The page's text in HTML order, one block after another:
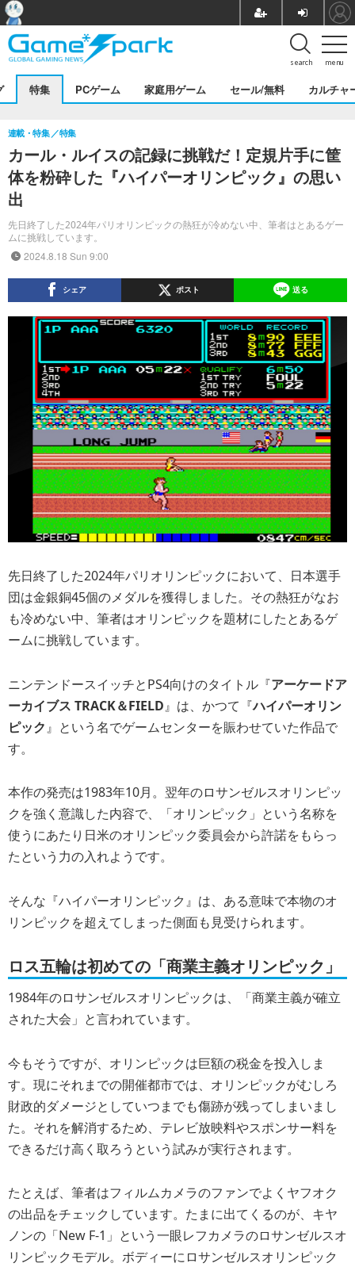
menu
search
特集 PCゲーム 家庭用ゲーム セール/無料 カルチャ
カール・ルイスの記録に挑戦だ！定規片手に筐
体を粉砕した『ハイパーオリンピック』の思い
出
先日終了した2024年パリオリンピックの熱狂が冷めない中、筆者はとあるゲー
ムに挑戦しています。
連載・特集 特集
2024.8.18 Sun 9:00
シェア ポスト 送る
先日終了した2024年パリオリンピックにおいて、日本選手
団は金銀銅45個のメダルを獲得しました。その熱狂がなお
も冷めない中、筆者はオリンピックを題材にしたとあるゲ
ームに挑戦しています。
ニンテンドースイッチとPS4向けのタイトル『アーケードア
ーカイブス TRACK＆FIELD』は、かつて『ハイパーオリン
ピック』という名でゲームセンターを賑わせていた作品で
す。
本作の発売は1983年10月。翌年のロサンゼルスオリンピッ
クを強く意識した内容で、「オリンピック」という名称を
使うにあたり日米のオリンピック委員会から許諾をもらっ
たという力の入れようです。
そんな『ハイパーオリンピック』は、ある意味で本物のオ
リンピックを超えてしまった側面も見受けられます。
ロス五輪は初めての「商業主義オリンピック」
1984年のロサンゼルスオリンピックは、「商業主義が確立
された大会」と言われています。
今もそうですが、オリンピックは巨額の税金を投入しま
す。現にそれまでの開催都市では、オリンピックがむしろ
財政的ダメージとしていつまでも傷跡が残ってしまいまし
た。それを解消するため、テレビ放映料やスポンサー料を
できるだけ高く取ろうという試みが実行されます。
たとえば、筆者はフィルムカメラのファンでよくヤフオク
の出品をチェックしています。たまに出てくるのが、キヤ
ノンの「New F-1」という一眼レフカメラのロサンゼルスオ
リンピックモデル。ボディーにロサンゼルスオリンピック